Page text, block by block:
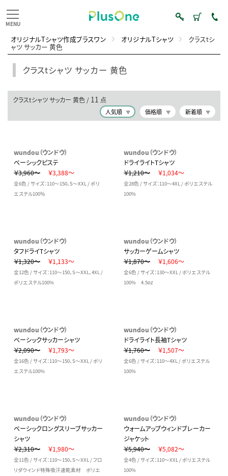
オリジナルTシャツ作成プラスワン オリジナルTシャツ クラスtシ
ャツ サッカー 黄色
クラスtシャツ サッカー 黄色
クラスtシャツ サッカー 黄色 / 11 点
人気順 価格順 新着順
wundou（ウンドウ）
ベーシックピステ
￥3,960～
￥3,388～
全6色 / サイズ：110～150、S～XXL / ポリ
エステル100％
wundou（ウンドウ）
ドライライトTシャツ
￥1,210～
￥1,034～
全28色 / サイズ：110～4XL / ポリエステル
100%
wundou（ウンドウ）
タフドライTシャツ
￥1,320～
￥1,133～
全12色 / サイズ：110～150、S～XXL、4XL /
ポリエステル100%
wundou（ウンドウ）
サッカーゲームシャツ
￥1,870～
￥1,606～
全6色 / サイズ：130～XXL / ポリエステル
100% 4.5oz
wundou（ウンドウ）
ベーシックサッカーシャツ
￥2,090～
￥1,793～
全16色 / サイズ：110～150、S～XXL / ポリ
エステル100%
wundou（ウンドウ）
ドライライト長袖Tシャツ
￥1,760～
￥1,507～
全6色 / サイズ：110～4XL / ポリエステル
100%
wundou（ウンドウ）
ベーシックロングスリーブサッカー
シャツ
￥2,310～
￥1,980～
全11色 / サイズ：110～150、S～XXL / フロ
リダウインド特殊吸汗速乾素材 ポリエ
wundou（ウンドウ）
ウォームアップウィンドブレーカー
ジャケット
￥5,940～
￥5,082～
全4色 / サイズ：110～XXL / ポリエステル
100%